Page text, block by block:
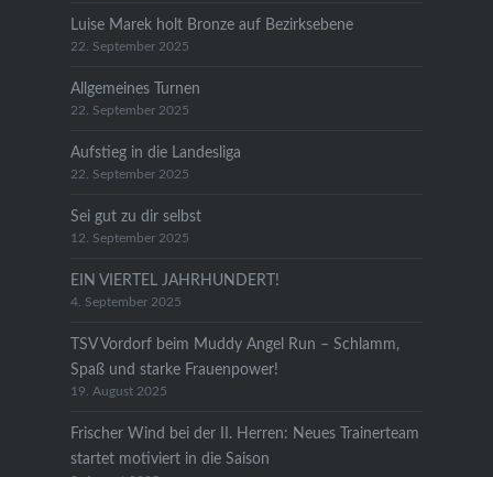
Luise Marek holt Bronze auf Bezirksebene
22. September 2025
Allgemeines Turnen
22. September 2025
Aufstieg in die Landesliga
22. September 2025
Sei gut zu dir selbst
12. September 2025
EIN VIERTEL JAHRHUNDERT!
4. September 2025
TSV Vordorf beim Muddy Angel Run – Schlamm,
Spaß und starke Frauenpower!
19. August 2025
Frischer Wind bei der II. Herren: Neues Trainerteam
startet motiviert in die Saison